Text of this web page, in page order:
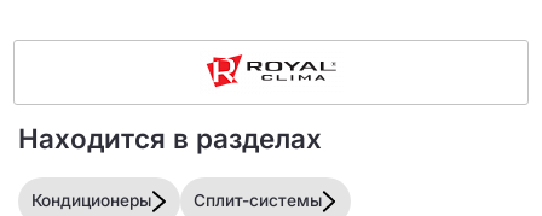
Находится в разделах
Кондиционеры Сплит-системы